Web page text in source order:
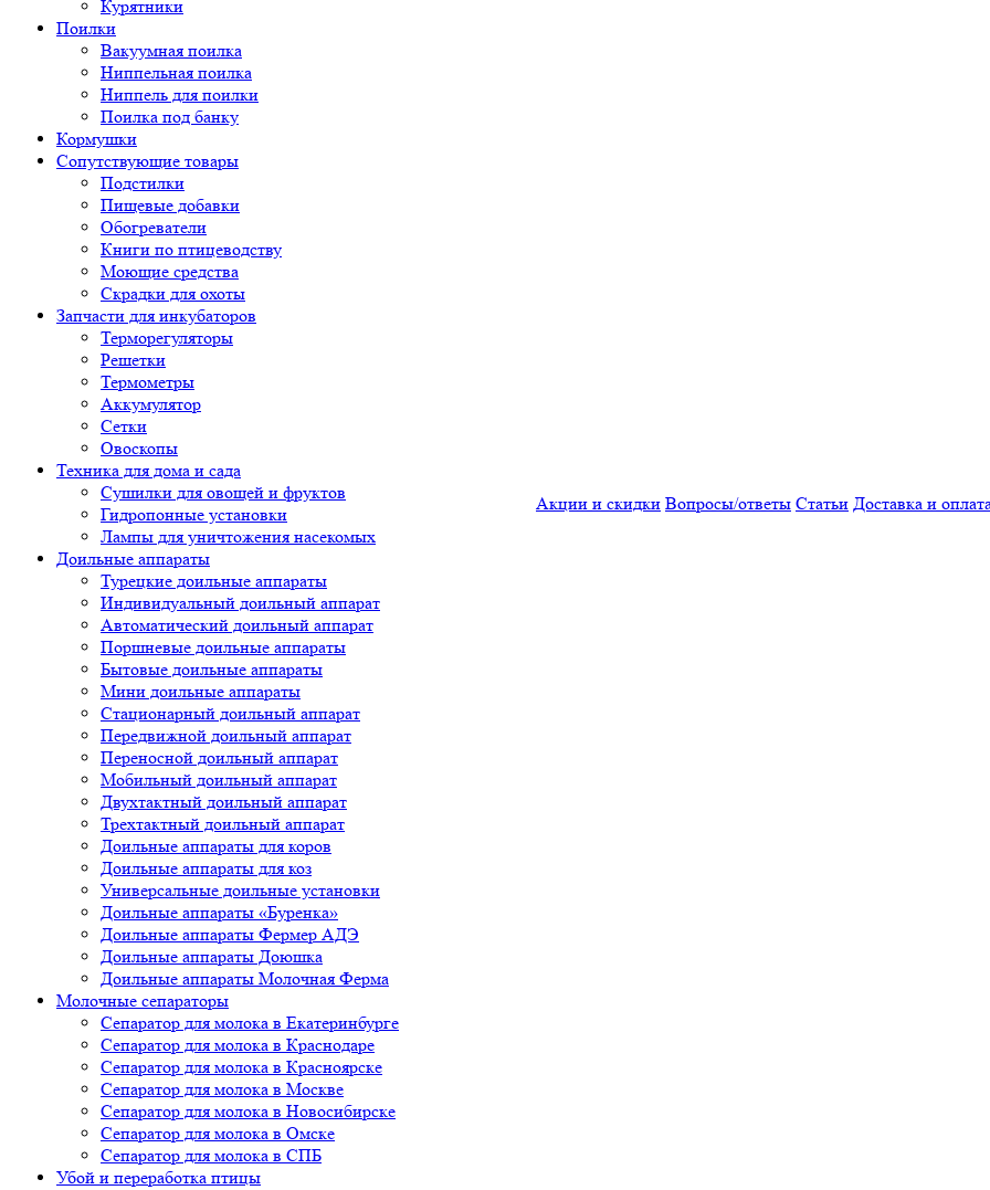
Курятники
Поилки
Вакуумная поилка
Ниппельная поилка
Ниппель для поилки
Поилка под банку
Кормушки
Сопутствующие товары
Подстилки
Пищевые добавки
Обогреватели
Книги по птицеводству
Моющие средства
Скрадки для охоты
Запчасти для инкубаторов
Терморегуляторы
Решетки
Термометры
Аккумулятор
Сетки
Овоскопы
Техника для дома и сада
Сушилки для овощей и фруктов
Гидропонные установки
Лампы для уничтожения насекомых
Доильные аппараты
Турецкие доильные аппараты
Индивидуальный доильный аппарат
Автоматический доильный аппарат
Поршневые доильные аппараты
Бытовые доильные аппараты
Мини доильные аппараты
Стационарный доильный аппарат
Передвижной доильный аппарат
Переносной доильный аппарат
Мобильный доильный аппарат
Двухтактный доильный аппарат
Трехтактный доильный аппарат
Доильные аппараты для коров
Доильные аппараты для коз
Универсальные доильные установки
Доильные аппараты «Буренка»
Доильные аппараты Фермер АДЭ
Доильные аппараты Доюшка
Доильные аппараты Молочная Ферма
Молочные сепараторы
Сепаратор для молока в Екатеринбурге
Сепаратор для молока в Краснодаре
Сепаратор для молока в Красноярске
Сепаратор для молока в Москве
Сепаратор для молока в Новосибирске
Сепаратор для молока в Омске
Сепаратор для молока в СПБ
Убой и переработка птицы
Акции и скидки Вопросы/ответы Статьи Доставка и